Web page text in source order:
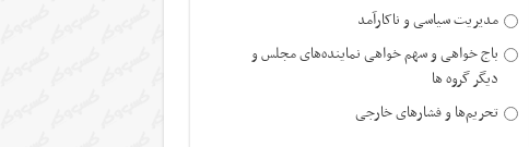
مدیریت سیاسی و ناکارآمد
باج خواهی و سهم خواهی نماینده‌های مجلس و
دیگر گروه ها
تحریم‌ها و فشارهای خارجی